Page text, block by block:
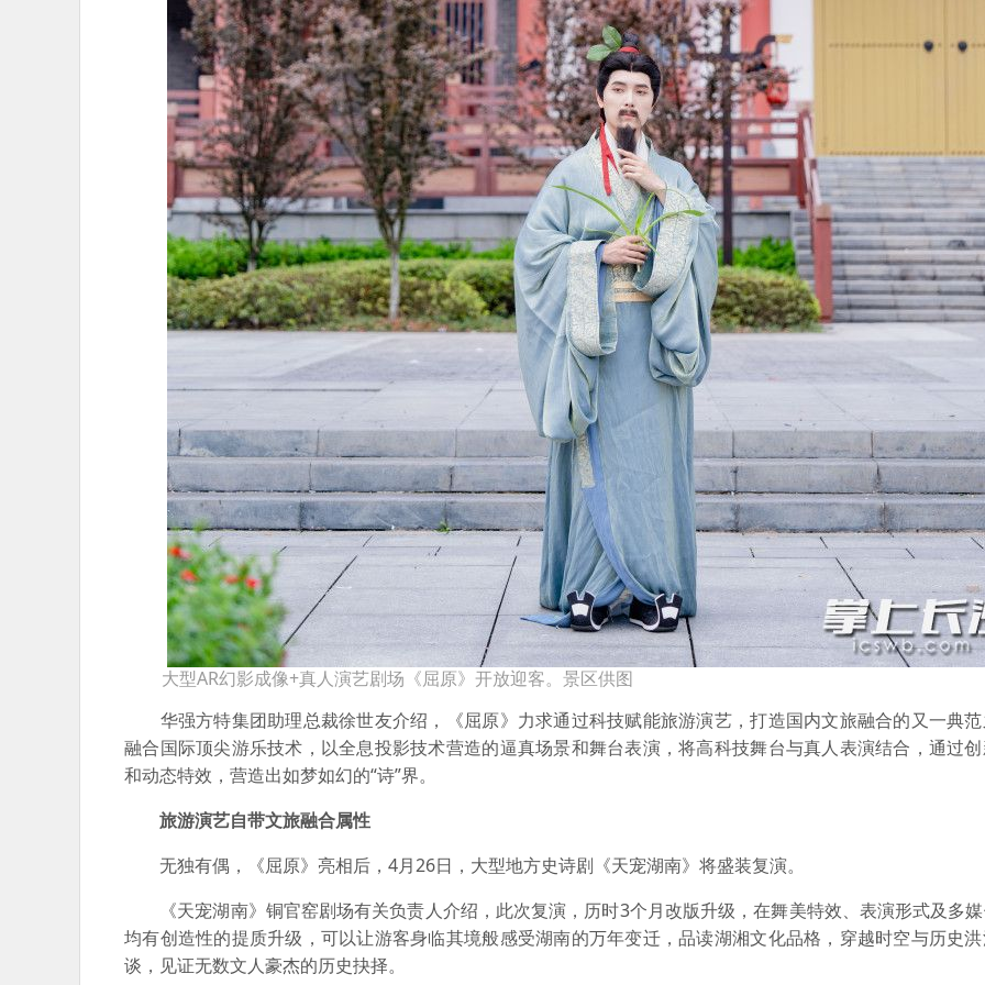
大型AR幻影成像+真人演艺剧场《屈原》开放迎客。景区供图
华强方特集团助理总裁徐世友介绍，《屈原》力求通过科技赋能旅游演艺，打造国内文旅融合的又一典
融合国际顶尖游乐技术，以全息投影技术营造的逼真场景和舞台表演，将高科技舞台与真人表演结合，通过
和动态特效，营造出如梦如幻的“诗”界。
旅游演艺自带文旅融合属性
无独有偶，《屈原》亮相后，4月26日，大型地方史诗剧《天宠湖南》将盛装复演。
《天宠湖南》铜官窑剧场有关负责人介绍，此次复演，历时3个月改版升级，在舞美特效、表演形式及多
均有创造性的提质升级，可以让游客身临其境般感受湖南的万年变迁，品读湖湘文化品格，穿越时空与历史
谈，见证无数文人豪杰的历史抉择。